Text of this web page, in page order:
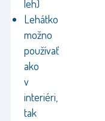
leh)
Lehátko
možno
používať
ako
v
interiéri,
tak